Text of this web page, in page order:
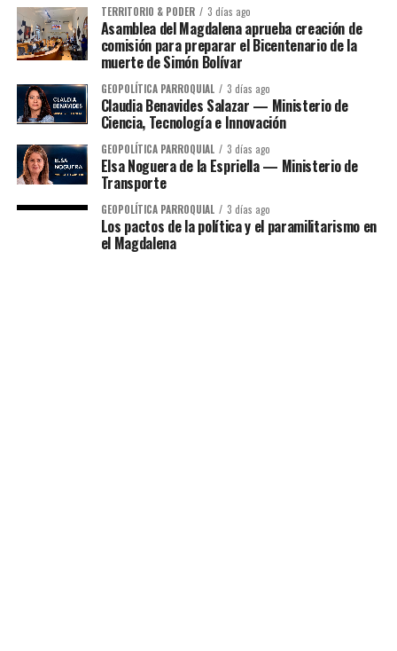
TERRITORIO & PODER 3 días ago
Asamblea del Magdalena aprueba creación de
comisión para preparar el Bicentenario de la
muerte de Simón Bolívar
GEOPOLÍTICA PARROQUIAL 3 días ago
Claudia Benavides Salazar — Ministerio de
Ciencia, Tecnología e Innovación
GEOPOLÍTICA PARROQUIAL 3 días ago
Elsa Noguera de la Espriella — Ministerio de
Transporte
GEOPOLÍTICA PARROQUIAL 3 días ago
Los pactos de la política y el paramilitarismo en
el Magdalena